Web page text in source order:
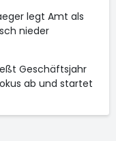
legt Amt als
nieder
Geschäftsjahr
ab und startet